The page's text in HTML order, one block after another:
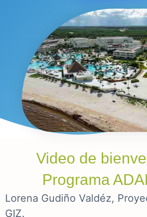
Video de
Programa
Lorena Gudiño Valdéz,
GIZ.